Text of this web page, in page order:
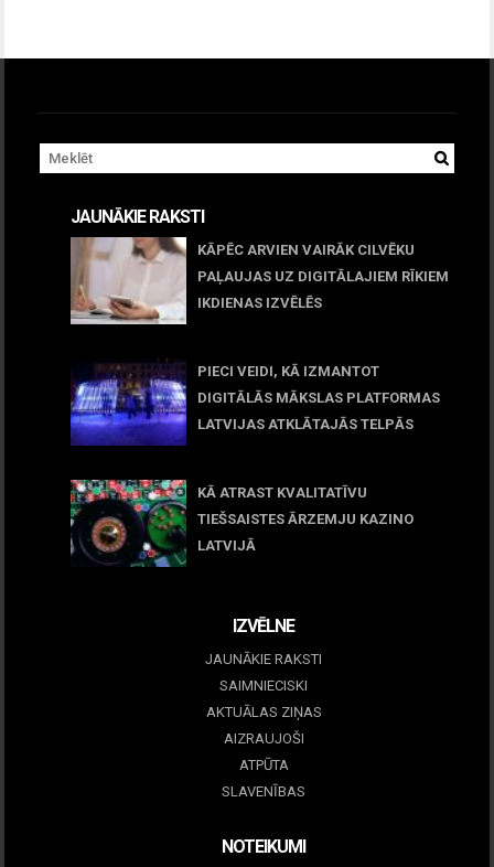
JAUNĀKIE RAKSTI
KĀPĒC ARVIEN VAIRĀK CILVĒKU
PAĻAUJAS UZ DIGITĀLAJIEM RĪKIEM
IKDIENAS IZVĒLĒS
PIECI VEIDI, KĀ IZMANTOT
DIGITĀLĀS MĀKSLAS PLATFORMAS
LATVIJAS ATKLĀTAJĀS TELPĀS
KĀ ATRAST KVALITATĪVU
TIEŠSAISTES ĀRZEMJU KAZINO
LATVIJĀ
IZVĒLNE
JAUNĀKIE RAKSTI
SAIMNIECISKI
AKTUĀLAS ZIŅAS
AIZRAUJOŠI
ATPŪTA
SLAVENĪBAS
NOTEIKUMI